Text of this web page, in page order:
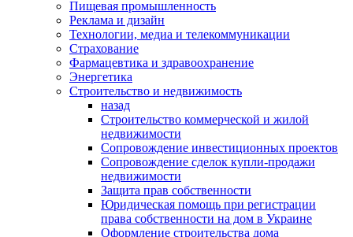
Пищевая промышленность
Реклама и дизайн
Технологии, медиа и телекоммуникации
Страхование
Фармацевтика и здравоохранение
Энергетика
Строительство и недвижимость
назад
Строительство коммерческой и жилой
недвижимости
Сопровождение инвестиционных проектов
Сопровождение сделок купли-продажи
недвижимости
Защита прав собственности
Юридическая помощь при регистрации
права собственности на дом в Украине
Оформление строительства дома